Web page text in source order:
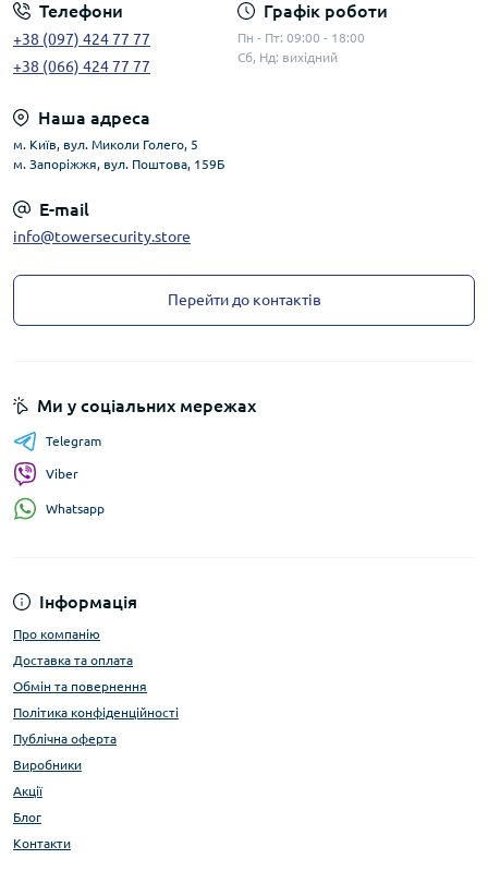
Телефони
+38 (097) 424 77 77
+38 (066) 424 77 77
Графік роботи
Пн - Пт: 09:00 - 18:00
Сб, Нд: вихідний
Наша адреса
м. Київ, вул. Миколи Голего, 5
м. Запоріжжя, вул. Поштова, 159Б
E-mail
info@towersecurity.store
Перейти до контактів
Інформація
Про компанію
Доставка та оплата
Обмін та повернення
Політика конфіденційності
Публічна оферта
Виробники
Акції
Блог
Контакти
Ми у соціальних мережах
Telegram
Viber
Whatsapp